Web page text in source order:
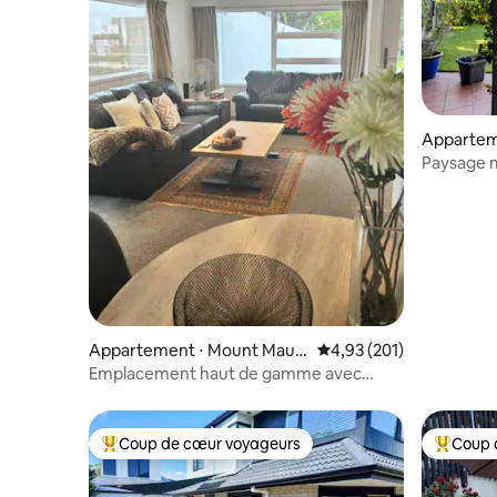
Appartement ⋅ Mount Maun
ganui
Évaluation moyenne
4,93 (201)
Emplacement haut de gamme avec
Paysage
Coups de cœur voyageurs les plus appréciés
Coup de cœur voyageurs Coups
Coup